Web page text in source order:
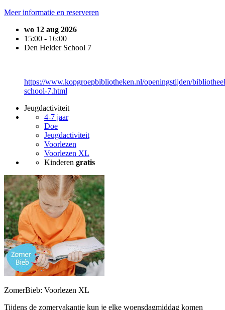
Meer informatie en reserveren
wo 12 aug 2026
15:00 - 16:00
Den Helder School 7
https://www.kopgroepbibliotheken.nl/openingstijden/
school-7.html
Jeugdactiviteit
4-7 jaar
Doe
Jeugdactiviteit
Voorlezen
Voorlezen XL
Kinderen gratis
ZomerBieb: Voorlezen XL
Tijdens de zomervakantie kun je elke woensdagmiddag komen